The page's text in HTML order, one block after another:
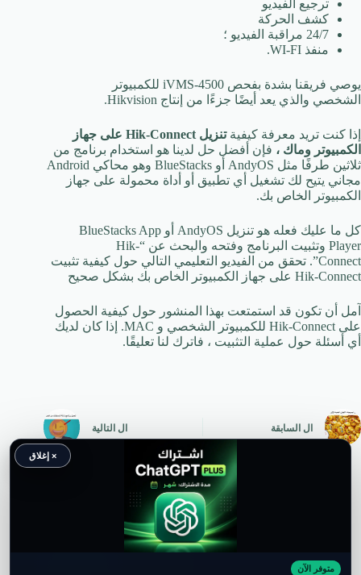
ترجيع الفيديو
كشف الحركة
24/7 مراقبة الفيديو ؛
منفذ WI-FI.
يوصي فريقنا بشدة بفحص iVMS-4500 للكمبيوتر
الشخصي والذي يعد أيضًا جزءًا من إنتاج Hikvision.
إذا كنت تريد معرفة كيفيةتنزيل Hik-Connect
على جهاز
الكمبيوتر وماك ، فإن أفضل حل لدينا هو استخدام برنامج من
ثلاثين طرفًا مثل AndyOS أو BlueStacks وهو محاكي Android
مجاني يتيح لك تشغيل أي تطبيق أو أداة محمولة على جهاز
الكمبيوتر الخاص بك.
كل ما عليك فعله هو تنزيل AndyOS أو BlueStacks App
Player وتثبيت البرنامج وفتحه والبحث عن “Hik-
Connect”. تحقق من الفيديو التعليمي التالي حول كيفية تثبيت
Hik-Connect على جهاز الكمبيوتر الخاص بك بشكل صحيح
آمل أن تكون قد استمتعت بهذا المنشور حول كيفية الحصول
على Hik-Connect للكمبيوتر الشخصي و MAC. إذا كان لديك
أي أسئلة حول عملية التثبيت ، فاترك لنا تعليقًا.
ال السابقة ال التالية
× إغلاق
متوفر الآن